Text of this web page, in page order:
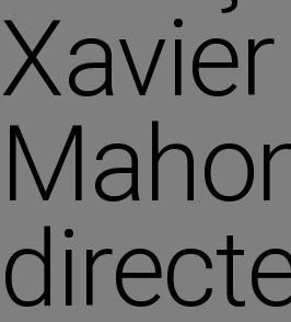
Xavier